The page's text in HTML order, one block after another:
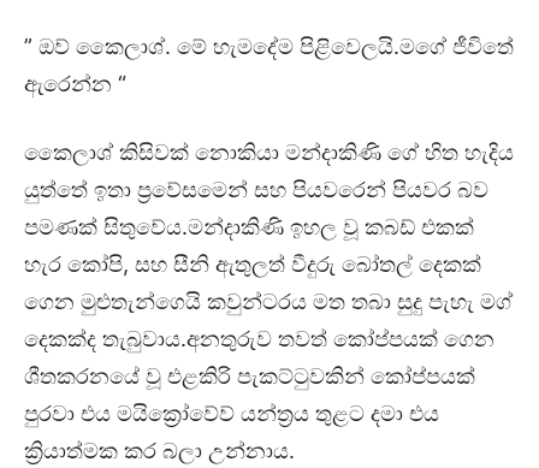
” ඔව් කෛලාශ්. මේ හැමදේම පිළිවෙලයි.මගේ ජීවිතේ
ඇරෙන්න “
කෛලාශ් කිසිවක් නොකියා මන්දාකිණි ගේ හිත හැදිය
යුත්තේ ඉතා ප්‍රවේසමෙන් සහ පියවරෙන් පියවර බව
පමණක් සිතුවේය.මන්දාකිණි ඉහල වූ කබඩ් එකක්
හැර කෝපි, සහ සීනි ඇතුලත් වීදුරු බෝතල් දෙකක්
ගෙන මුළුතැන්ගෙයි කවුන්ටරය මත තබා සුදු පැහැ මග්
දෙකක්ද තැබුවාය.අනතුරුව තවත් කෝප්පයක් ගෙන
ශීතකරනයේ වූ එළකිරි පැකට්ටුවකින් කෝප්පයක්
පුරවා එය මයික්‍රෝවේව් ‍යන්ත්‍රය තුළට දමා එය
ක්‍රියාත්මක කර බලා උන්නාය.